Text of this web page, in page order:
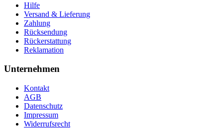
Hilfe
Versand & Lieferung
Zahlung
Rücksendung
Rückerstattung
Reklamation
Unternehmen
Kontakt
AGB
Datenschutz
Impressum
Widerrufsrecht